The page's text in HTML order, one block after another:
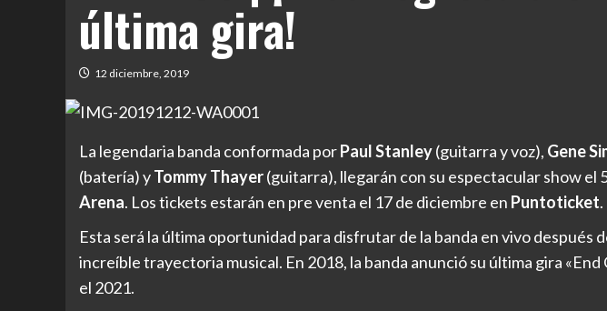
última gira!
12 diciembre, 2019
La legendaria banda conformada porPaul Stanley(guitarra y voz), Gene
(batería) yTommy Thayer(guitarra), llegarán con su espectacular show el
Arena. Los tickets estarán en pre venta el 17 de diciembre en Puntoticket.
Esta será la última oportunidad para disfrutar de la banda en vivo después
increíble trayectoria musical. En 2018, la banda anunció su última gira
el 2021.